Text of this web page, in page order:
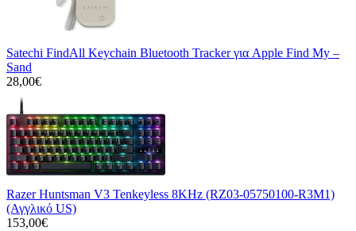
Satechi FindAll Keychain Bluetooth Tracker για Apple Find My –
Sand
28,00€
Razer Huntsman V3 Tenkeyless 8KHz (RZ03-05750100-R3M1)
(Αγγλικό US)
153,00€